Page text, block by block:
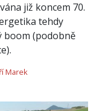
již koncem 70.
tehdy
boom (podobně
Marek